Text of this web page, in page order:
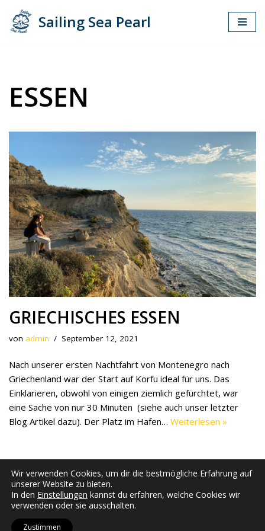
Zum
Sailing Sea Pearl
ESSEN
GRIECHISCHES ESSEN
von admin September 12, 2021
Nach unserer ersten Nachtfahrt von Montenegro nach
Griechenland war der Start auf Korfu ideal für uns. Das
Einklarieren, obwohl von einigen ziemlich gefürchtet, war
eine Sache von nur 30 Minuten (siehe auch unser letzter
Blog Artikel dazu). Der Platz im Hafen… Weiterlesen »
Wir verwenden Cookies, um dir die bestmögliche Erfahrung auf
unserer Website zu bieten.
In den Einstellungen kannst du erfahren, welche Cookies wir
verwenden oder sie ausschalten.
Zustimmen